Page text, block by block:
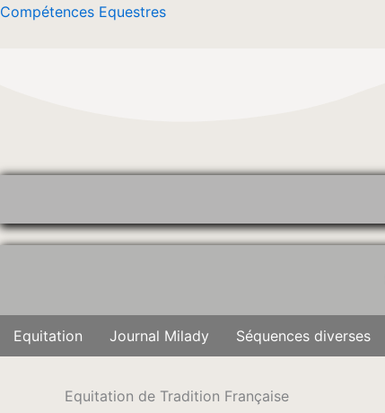
Aller
Compétences Equestres
Equitation Journal Milady Séquences diverses
Equitation de Tradition Française